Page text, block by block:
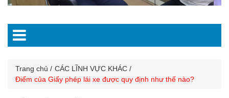
Trang chủ
CÁC LĨNH VỰC KHÁC
Điểm của Giấy phép lái xe được quy định như thế nào?